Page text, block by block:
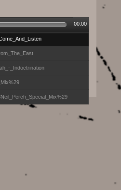
_Indoctrination
00:00